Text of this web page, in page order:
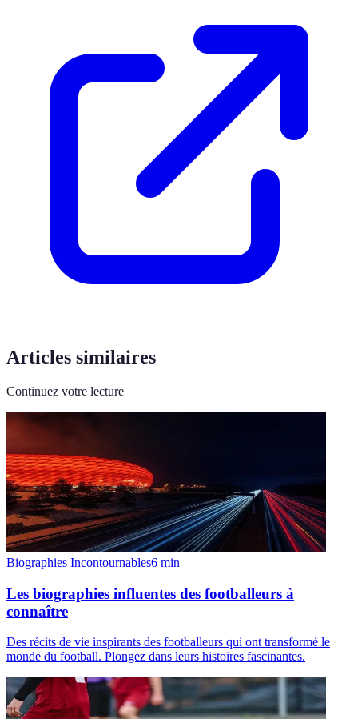
Articles similaires
Continuez votre lecture
Biographies Incontournables6 min
Les biographies influentes des footballeurs à
connaître
Des récits de vie inspirants des footballeurs qui ont transformé le
monde du football. Plongez dans leurs histoires fascinantes.